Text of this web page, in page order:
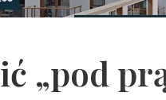
„pod